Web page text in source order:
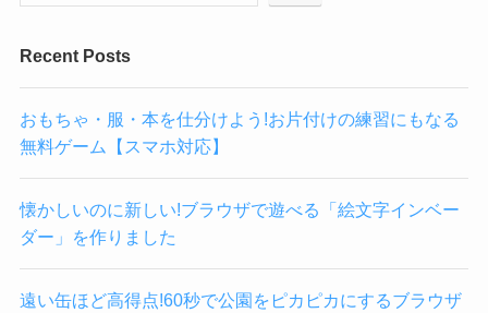
Recent Posts
おもちゃ・服・本を仕分けよう!お片付けの練習にもなる
無料ゲーム【スマホ対応】
懐かしいのに新しい!ブラウザで遊べる「絵文字インベー
ダー」を作りました
遠い缶ほど高得点!60秒で公園をピカピカにするブラウザ